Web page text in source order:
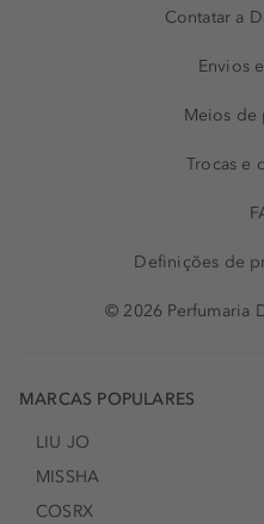
Contatar a
Envios
Meios de
Trocas e
Definições de
© 2026 Perfumaria
MARCAS POPULARES
LIU JO
MISSHA
COSRX